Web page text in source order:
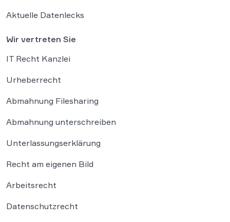
Aktuelle Datenlecks
Wir vertreten Sie
IT Recht Kanzlei
Urheberrecht
Abmahnung Filesharing
Abmahnung unterschreiben
Unterlassungserklärung
Recht am eigenen Bild
Arbeitsrecht
Datenschutzrecht